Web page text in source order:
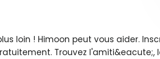
loin ! Himoon peut vous aider.
Trouvez l'amiti&eacute;,